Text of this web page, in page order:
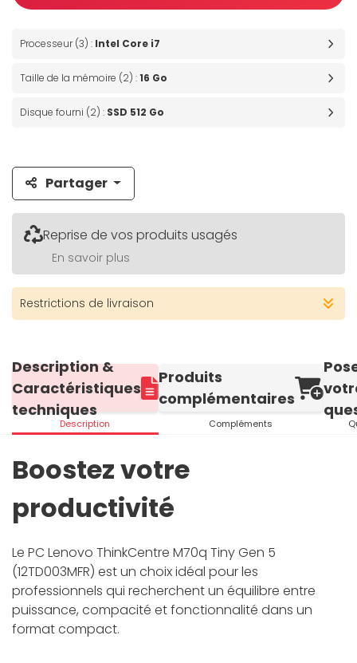
Processeur (3) : Intel Core i7
Taille de la mémoire (2) :16 Go
Disque fourni (2) : SSD 512 Go
Partager
Reprise de vos produits usagés
En savoir plus
Restrictions de livraison
Description &
Caractéristiques
techniques
Description
Produits
complémentaires
Compléments
Boostez votre
productivité
Le PC Lenovo ThinkCentre M70q Tiny Gen 5
(12TD003MFR) est un choix idéal pour les
professionnels qui recherchent un équilibre entre
puissance, compacité et fonctionnalité dans un
format compact.